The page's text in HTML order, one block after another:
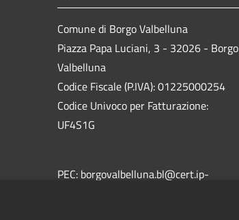
Comune di Borgo Valbelluna
Piazza Papa Luciani, 3 - 32026 - Borgo
Valbelluna
Codice Fiscale (P.IVA): 01225000254
Codice Univoco per Fatturazione:
UF4S1G
PEC: borgovalbelluna.bl@cert.ip-